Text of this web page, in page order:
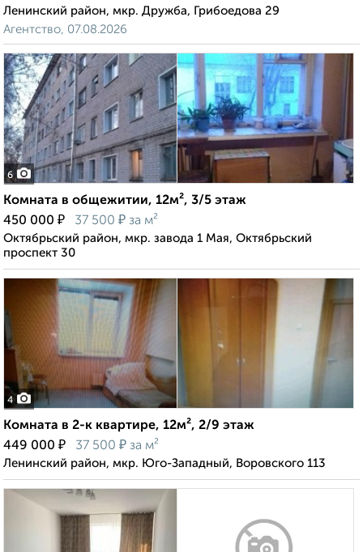
Ленинский район, мкр. Дружба, Грибоедова 29
Агентство, 07.08.2026
6
Комната в общежитии, 12м², 3/5 этаж
450 000 ₽ 37 500 ₽ за м²
Октябрьский район, мкр. завода 1 Мая, Октябрьский
проспект 30
4
Комната в 2-к квартире, 12м², 2/9 этаж
449 000 ₽ 37 500 ₽ за м²
Ленинский район, мкр. Юго-Западный, Воровского 113